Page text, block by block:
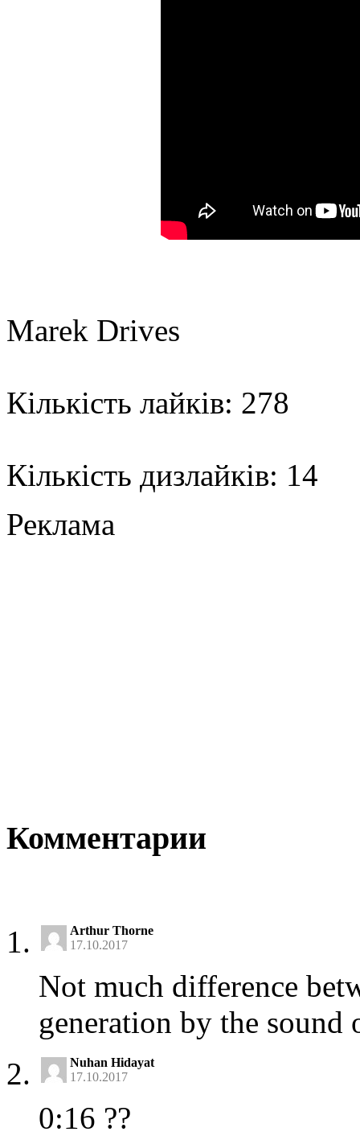
Marek Drives
Кількість лайків: 278
Кількість дизлайків: 14
Реклама
Комментарии
Arthur Thorne
17.10.2017
Not much difference
generation by the sound
Nuhan Hidayat
17.10.2017
0:16 ??